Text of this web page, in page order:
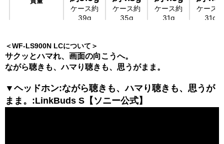
＜WF-LS900N LCについて＞
サクッとハマれ、画面の向こうへ。
ながら聴きも、ハマり聴きも、思うがまま。
▼ヘッドホン:ながら聴きも、ハマり聴きも、思うが
まま。:LinkBuds S【ソニー公式】